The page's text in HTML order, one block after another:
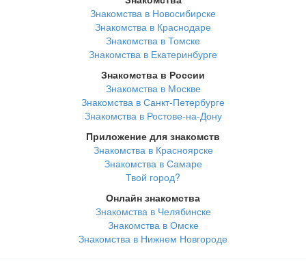
Знакомства в Новосибирске
Знакомства в Краснодаре
Знакомства в Томске
Знакомства в Екатеринбурге
Знакомства в России
Знакомства в Москве
Знакомства в Санкт-Петербурге
Знакомства в Ростове-на-Дону
Приложение для знакомств
Знакомства в Красноярске
Знакомства в Самаре
Твой город?
Онлайн знакомства
Знакомства в Челябинске
Знакомства в Омске
Знакомства в Нижнем Новгороде